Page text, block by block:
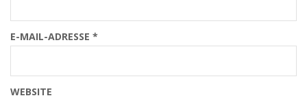
E-MAIL-ADRESSE *
WEBSITE